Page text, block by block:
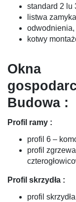
standard 2 lu
listwa
kotwy
Okna
Budowa :
Profil ramy :
profil 6 –
profil
Profil skrzydła :
profil